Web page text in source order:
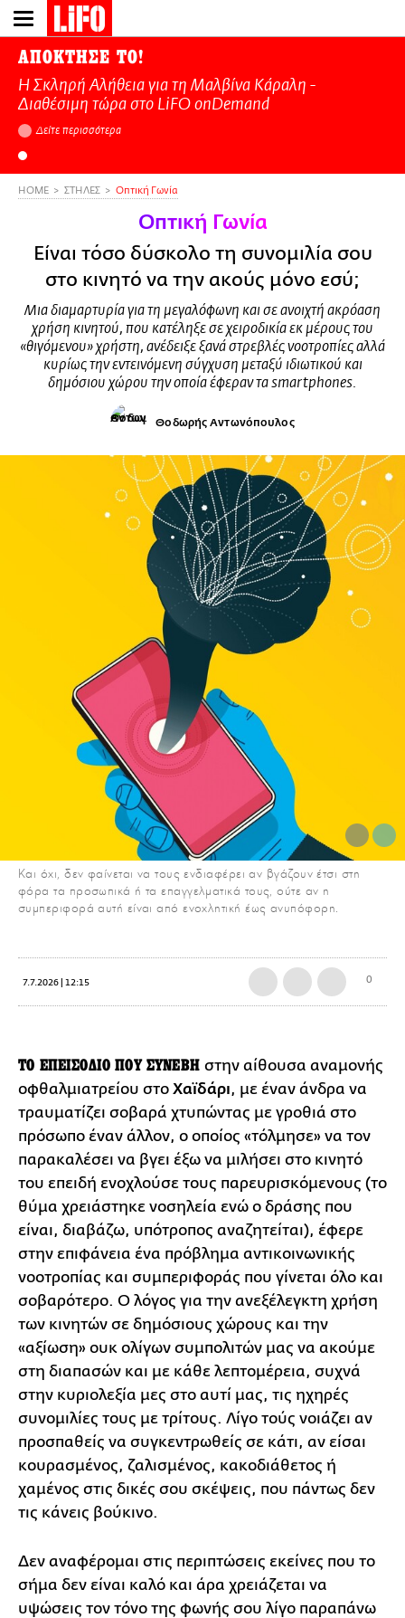
Παράκαμψη
προς
κυρίως
περιεχόμενο
ΑΠΟΚΤΗΣΕ ΤΟ!
Η Σκληρή Αλήθεια για τη Μαλβίνα Κάραλη -
Διαθέσιμη τώρα στo LiFO onDemand
Δείτε περισσότερα
HOME ΣΤΗΛΕΣ Οπτική Γωνία
Οπτική Γωνία
Είναι τόσο δύσκολο τη συνομιλία σου
στο κινητό να την ακούς μόνο εσύ;
Μια διαμαρτυρία για τη μεγαλόφωνη και σε ανοιχτή ακρόαση
χρήση κινητού, που κατέληξε σε χειροδικία εκ μέρους του
«θιγόμενου» χρήστη, ανέδειξε ξανά στρεβλές νοοτροπίες αλλά
κυρίως την εντεινόμενη σύγχυση μεταξύ ιδιωτικού και
δημόσιου χώρου την οποία έφεραν τα smartphones.
Θοδωρής Αντωνόπουλος
Και όχι, δεν φαίνεται να τους ενδιαφέρει αν βγάζουν έτσι στη
φόρα τα προσωπικά ή τα επαγγελματικά τους, ούτε αν η
συμπεριφορά αυτή είναι από ενοχλητική έως ανυπόφορη.
7.7.2026 | 12:15 0
ΤΟ ΕΠΕΙΣΟΔΙΟ ΠΟΥ ΣΥΝΕΒΗστην αίθουσα αναμονής
οφθαλμιατρείου στο Χαϊδάρι, με έναν άνδρα να
τραυματίζει σοβαρά χτυπώντας με γροθιά στο
πρόσωπο έναν άλλον, ο οποίος «τόλμησε» να τον
παρακαλέσει να βγει έξω να μιλήσει στο κινητό
του επειδή ενοχλούσε τους παρευρισκόμενους (το
θύμα χρειάστηκε νοσηλεία ενώ ο δράσης που
είναι, διαβάζω, υπότροπος αναζητείται), έφερε
στην επιφάνεια ένα πρόβλημα αντικοινωνικής
νοοτροπίας και συμπεριφοράς που γίνεται όλο και
σοβαρότερο. Ο λόγος για την ανεξέλεγκτη χρήση
των κινητών σε δημόσιους χώρους και την
«αξίωση» ουκ ολίγων συμπολιτών μας να ακούμε
στη διαπασών και με κάθε λεπτομέρεια, συχνά
στην κυριολεξία μες στο αυτί μας, τις ηχηρές
συνομιλίες τους με τρίτους. Λίγο τούς νοιάζει αν
προσπαθείς να συγκεντρωθείς σε κάτι, αν είσαι
κουρασμένος, ζαλισμένος, κακοδιάθετος ή
χαμένος στις δικές σου σκέψεις, που πάντως δεν
τις κάνεις βούκινο.
Δεν αναφέρομαι στις περιπτώσεις εκείνες που το
σήμα δεν είναι καλό και άρα χρειάζεται να
υψώσεις τον τόνο της φωνής σου λίγο παραπάνω